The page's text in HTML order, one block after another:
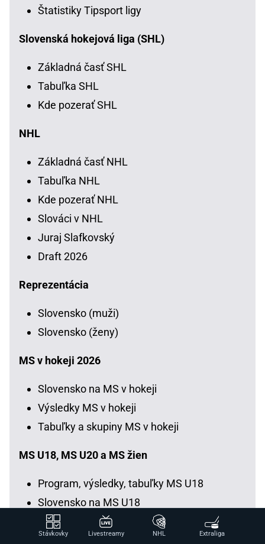
Štatistiky Tipsport ligy
Slovenská hokejová liga (SHL)
Základná časť SHL
Tabuľka SHL
Kde pozerať SHL
NHL
Základná časť NHL
Tabuľka NHL
Kde pozerať NHL
Slováci v NHL
Juraj Slafkovský
Draft 2026
Reprezentácia
Slovensko (muži)
Slovensko (ženy)
MS v hokeji 2026
Slovensko na MS v hokeji
Výsledky MS v hokeji
Tabuľky a skupiny MS v hokeji
MS U18, MS U20 a MS žien
Program, výsledky, tabuľky MS U18
Slovensko na MS U18
Kde pozerať MS U18
Program, výsledky, tabuľky MS U20
Stávkovky Livestreamy NHL Extraliga